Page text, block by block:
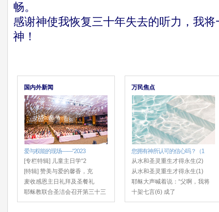
畅。
感谢神使我恢复三十年失去的听力，我
神！
国内外新闻
爱与权能的现场——“2023
[专栏特辑] 儿童主日学“2
[特辑] 赞美与爱的馨香，充
麦收感恩主日礼拜及圣餐礼
耶稣教联合圣洁会召开第三十三
万民焦点
您拥有神所认可的信心吗？（1
从水和圣灵重生才得永生(2)
从水和圣灵重生才得永生(1)
耶稣大声喊着说：“父啊，我将
十架七言(6) 成了